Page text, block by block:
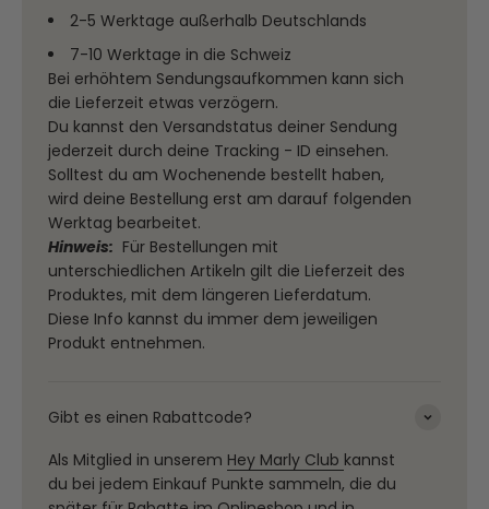
2-5 Werktage außerhalb Deutschlands
7-10 Werktage in die Schweiz
Bei erhöhtem Sendungsaufkommen kann sich
die Lieferzeit etwas verzögern.
Du kannst den Versandstatus deiner Sendung
jederzeit durch deine Tracking - ID einsehen.
Solltest du am Wochenende bestellt haben,
wird deine Bestellung erst am darauf folgenden
Werktag bearbeitet.
Hinweis: Für Bestellungen mit
unterschiedlichen Artikeln gilt die Lieferzeit des
Produktes, mit dem längeren Lieferdatum.
Diese Info kannst du immer dem jeweiligen
Produkt entnehmen.
Gibt es einen Rabattcode?
Als Mitglied in unserem Hey Marly Club kannst
du bei jedem Einkauf Punkte sammeln, die du